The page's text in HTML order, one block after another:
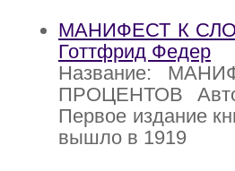
МАНИФЕСТ К
Готтфрид Федер
Название:
ПРОЦЕНТОВ
Первое издание
вышло в 1919